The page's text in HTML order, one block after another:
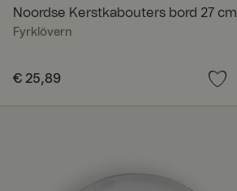
Noordse Kerstkabouters bord 27 cm
Fyrklövern
Prijs:€ 25,89
€ 25,89